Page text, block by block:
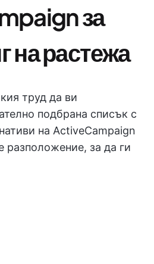
за
на растежа
труд да ви
подбрана списък с
на ActiveCampaign
разположение, за да ги